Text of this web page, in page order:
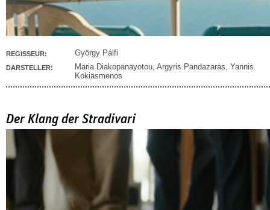
REGISSEUR: György Pálfi
DARSTELLER: Maria Diakopanayotou, Argyris Pandazaras, Yannis
Kokiasmenos
Der Klang der Stradivari